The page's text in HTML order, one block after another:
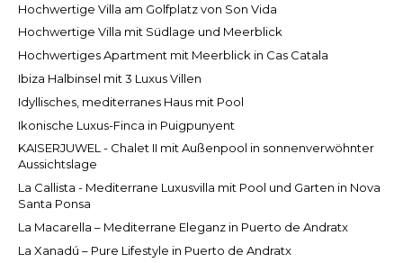
Hochwertige Villa am Golfplatz von Son Vida
Hochwertige Villa mit Südlage und Meerblick
Hochwertiges Apartment mit Meerblick in Cas Catala
Ibiza Halbinsel mit 3 Luxus Villen
Idyllisches, mediterranes Haus mit Pool
Ikonische Luxus-Finca in Puigpunyent
KAISERJUWEL - Chalet II mit Außenpool in sonnenverwöhnter
Aussichtslage
La Callista - Mediterrane Luxusvilla mit Pool und Garten in Nova
Santa Ponsa
La Macarella – Mediterrane Eleganz in Puerto de Andratx
La Xanadú – Pure Lifestyle in Puerto de Andratx